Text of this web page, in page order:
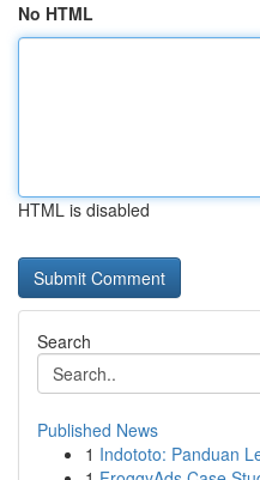
No HTML
HTML is disabled
Search
Published News
1 Indototo: Panduan